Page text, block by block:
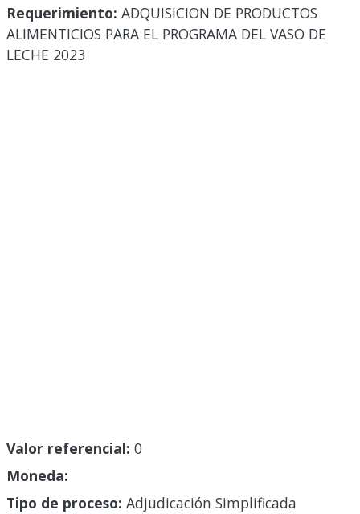
Requerimiento: ADQUISICION DE PRODUCTOS
ALIMENTICIOS PARA EL PROGRAMA DEL VASO DE
LECHE 2023
Valor referencial: 0
Moneda:
Tipo de proceso: Adjudicación Simplificada